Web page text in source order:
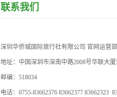
联系我们
深圳华侨城国际旅行社有限公司 官网运营部
地址：中国深圳市深南中路2008号华联大厦
邮编：518034
电话：0755-83662376 83662377 83662323